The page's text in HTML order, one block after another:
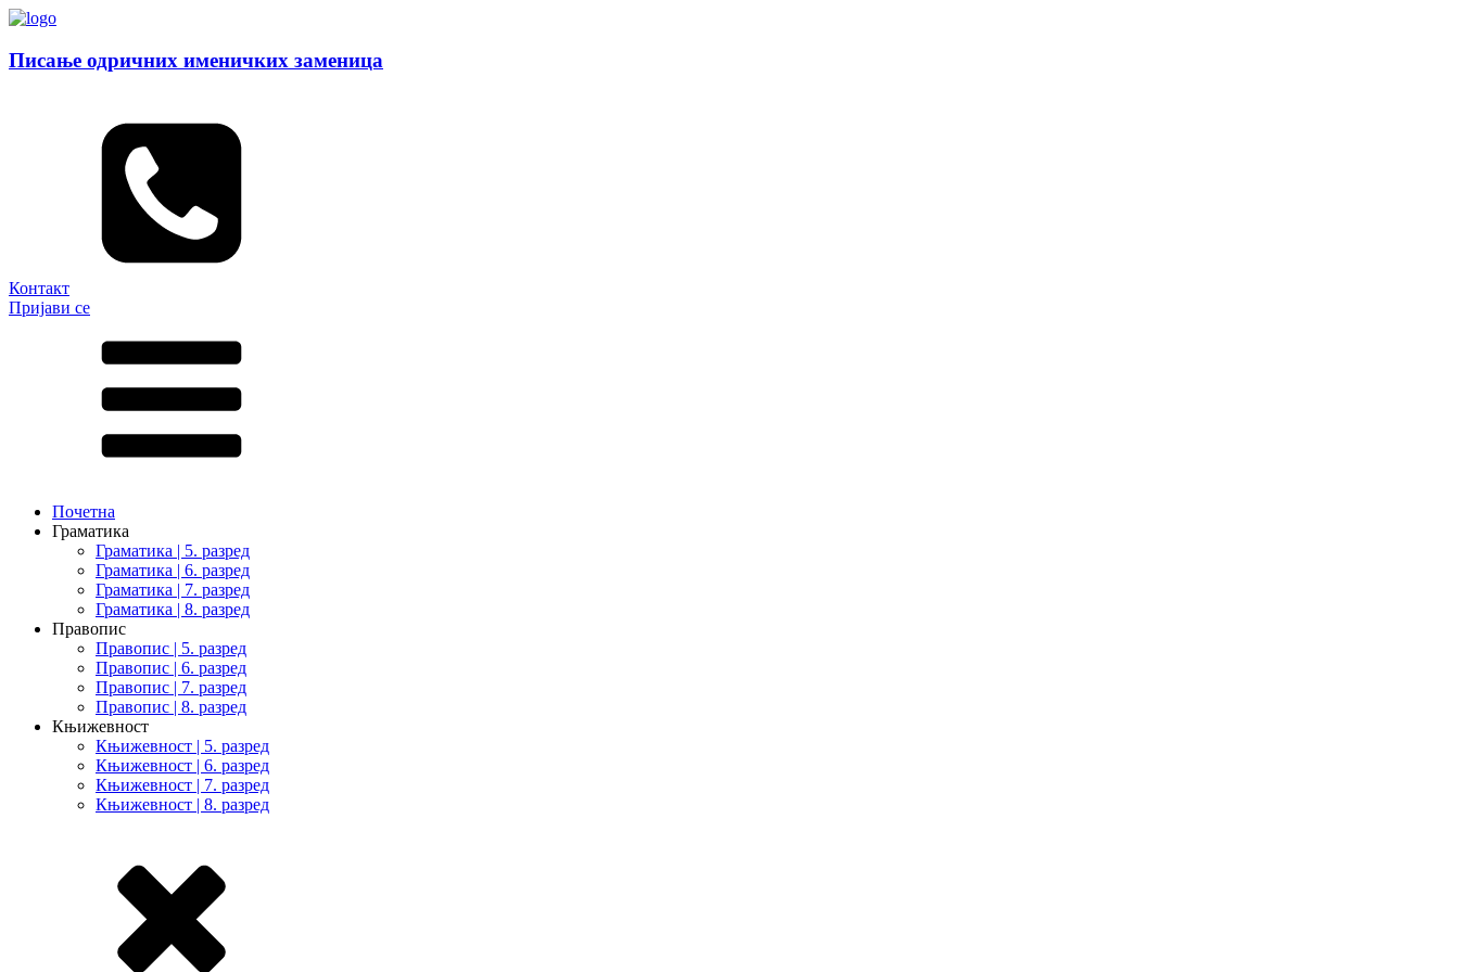
Писање одричних именичких заменица
Контакт
Пријави се
Почетна
Граматика
Граматика | 5. разред
Граматика | 6. разред
Граматика | 7. разред
Граматика | 8. разред
Правопис
Правопис | 5. разред
Правопис | 6. разред
Правопис | 7. разред
Правопис | 8. разред
Књижевност
Књижевност | 5. разред
Књижевност | 6. разред
Књижевност | 7. разред
Књижевност | 8. разред